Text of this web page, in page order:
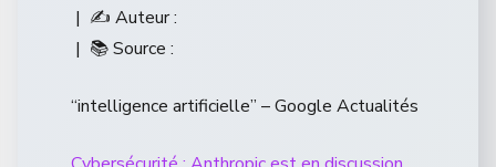
| ✍️ Auteur :
| 📚 Source :
“intelligence artificielle” – Google Actualités